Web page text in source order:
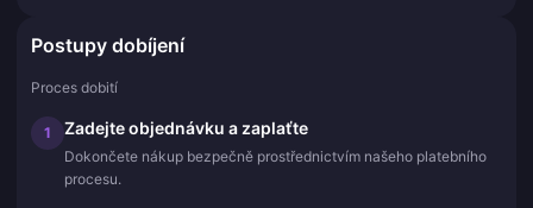
Postupy dobíjení
Proces dobití
1 Zadejte objednávku a zaplaťte
Dokončete nákup bezpečně prostřednictvím našeho platebního
procesu.